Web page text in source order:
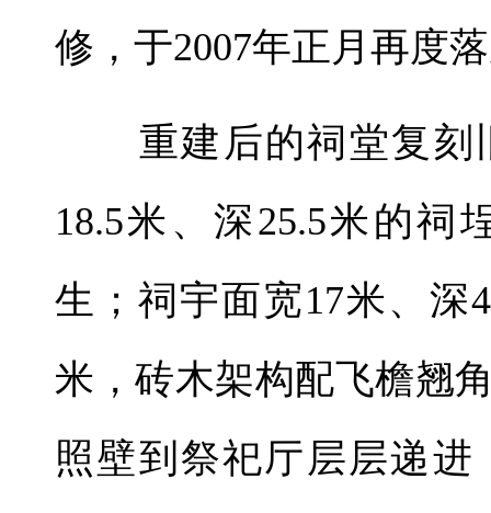
修，于2007年正月再度
重建后的祠堂复刻
18.5米、深25.5米的祠
生；祠宇面宽17米、深
米，砖木架构配飞檐翘
照壁到祭祀厅层层递